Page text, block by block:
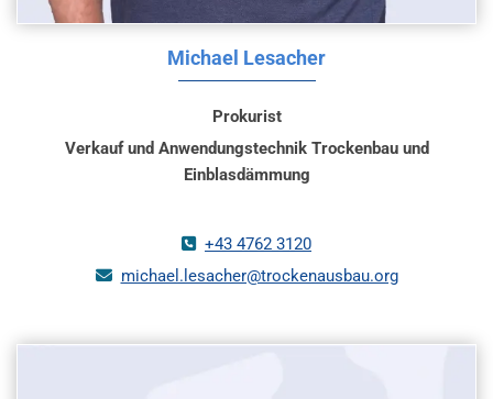
Michael Lesacher
Prokurist
Verkauf und Anwendungstechnik Trockenbau und
Einblasdämmung
 +43 4762 3120
 michael.lesacher@trockenausbau.org